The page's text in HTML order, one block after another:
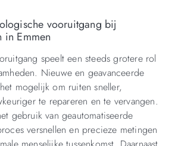
vooruitgang bij
in Emmen
speelt een steeds grotere rol
Nieuwe en geavanceerde
mogelijk om ruiten sneller,
te repareren en te vervangen.
gebruik van geautomatiseerde
versnellen en precieze metingen